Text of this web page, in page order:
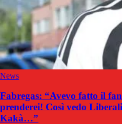
News
Fabregas: “Avevo fatto il
prenderei! Così vedo
Kakà…”